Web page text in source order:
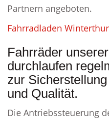
Partnern angeboten.
Fahrradladen Winterthur
Fahrräder
durchlaufen
zur
und Qualität.
Die Antriebssteuerung